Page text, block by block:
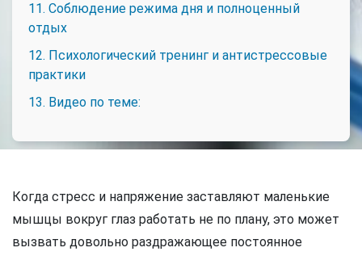
11. Соблюдение режима дня и полноценный
отдых
12. Психологический тренинг и антистрессовые
практики
13. Видео по теме:
Когда стресс и напряжение заставляют маленькие
мышцы вокруг глаз работать не по плану, это может
вызвать довольно раздражающее постоянное